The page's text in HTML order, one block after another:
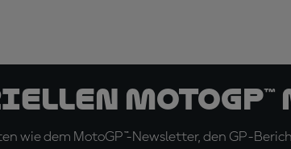
wie dem MotoGP™-Newsletter, den GP-